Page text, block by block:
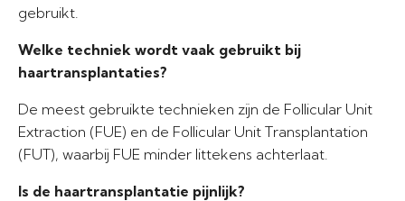
gebruikt.
Welke techniek wordt vaak gebruikt bij
haartransplantaties?
De meest gebruikte technieken zijn de Follicular Unit
Extraction (FUE) en de Follicular Unit Transplantation
(FUT), waarbij FUE minder littekens achterlaat.
Is de haartransplantatie pijnlijk?